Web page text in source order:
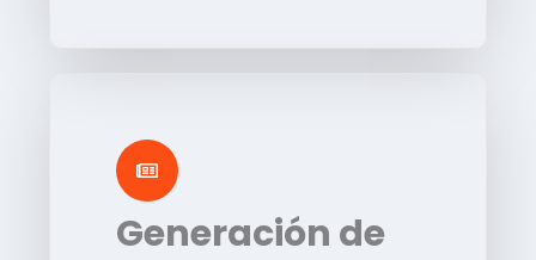
Generación de